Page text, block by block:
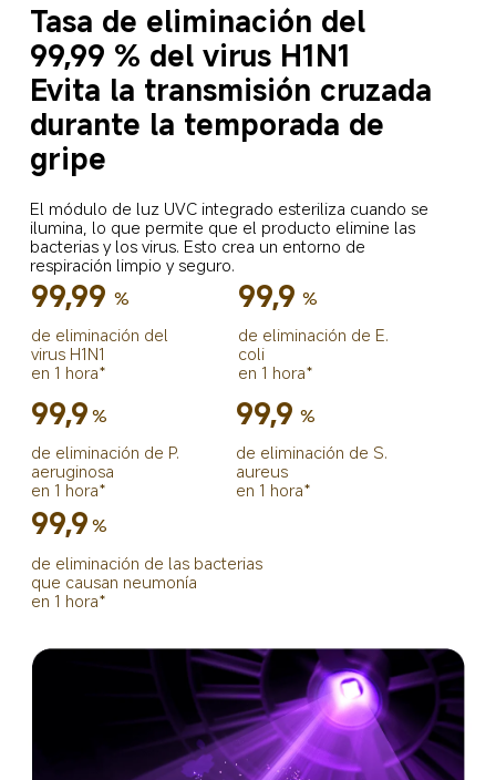
Tasa de eliminación del
99,99 % del virus H1N1
Evita la transmisión cruzada
durante la temporada de
gripe
El módulo de luz UVC integrado esteriliza cuando se
ilumina, lo que permite que el producto elimine las
bacterias y los virus. Esto crea un entorno de
respiración limpio y seguro.
99,99 %
de eliminación del
virus H1N1
en 1 hora*
99,9 %
de eliminación de E.
coli
en 1 hora*
99,9 %
de eliminación de P.
aeruginosa
en 1 hora*
99,9 %
de eliminación de S.
aureus
en 1 hora*
99,9 %
de eliminación de las bacterias
que causan neumonía
en 1 hora*